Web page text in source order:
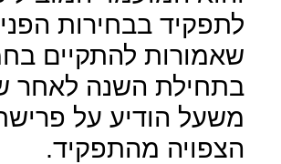
לתפקיד בבחירות
שאמורות להתקיים
בתחילת השנה לאחר
משעל הודיע על
הצפויה מהתפקיד.